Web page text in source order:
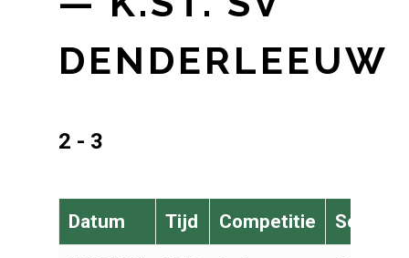
DENDERLEEUW
2 - 3
Datum Tijd Competitie Seizoen